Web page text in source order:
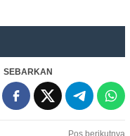
SEBARKAN
Pos berikutnya